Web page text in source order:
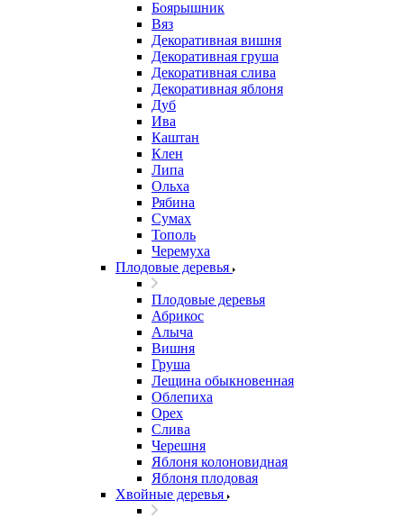
Боярышник
Вяз
Декоративная вишня
Декоративная груша
Декоративная слива
Декоративная яблоня
Дуб
Ива
Каштан
Клен
Липа
Ольха
Рябина
Сумах
Тополь
Черемуха
Плодовые деревья
Плодовые деревья
Абрикос
Алыча
Вишня
Груша
Лещина обыкновенная
Облепиха
Орех
Слива
Черешня
Яблоня колоновидная
Яблоня плодовая
Хвойные деревья